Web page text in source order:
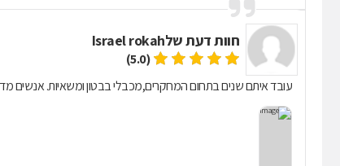
חוות דעת שלIsrael rokah
(5.0)
עובד איתם שנים בתחום המחקרים,מכבלי בבטון ומשאיות. אנשים